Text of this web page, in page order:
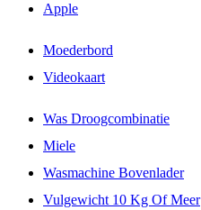
Apple
Moederbord
Videokaart
Was Droogcombinatie
Miele
Wasmachine Bovenlader
Vulgewicht 10 Kg Of Meer